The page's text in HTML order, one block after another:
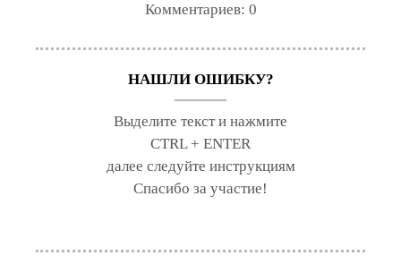
Комментариев: 0
НАШЛИ ОШИБКУ?
Выделите текст и нажмите
CTRL + ENTER
далее следуйте инструкциям
Спасибо за участие!